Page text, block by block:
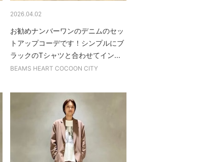
2026.04.02
お勧めナンバーワンのデニムのセッ
トアップコーデです！シンプルにブ
ラックのTシャツと合わせてイン...
BEAMS HEART COCOON CITY